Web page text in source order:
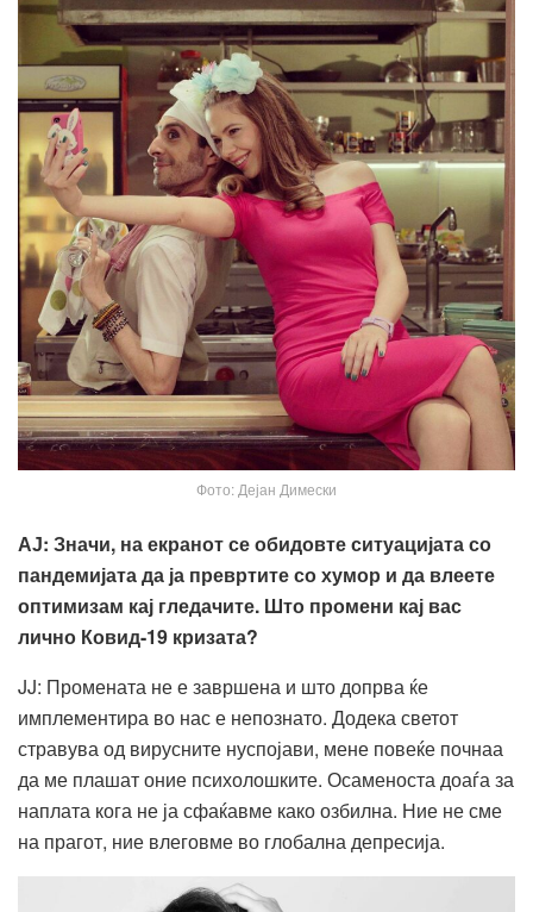
Фото: Дејан Димески
АЈ: Значи, на екранот се обидовте ситуацијата со
пандемијата да ја превртите со хумор и да влеете
оптимизам кај гледачите. Што промени кај вас
лично Ковид-19 кризата?
JJ: Промената не е завршена и што допрва ќе
имплементира во нас е непознато. Додека светот
стравува од вирусните нуспојави, мене повеќе почнаа
да ме плашат оние психолошките. Осаменоста доаѓа за
наплата кога не ја сфаќавме како озбилна. Ние не сме
на прагот, ние влеговме во глобална депресија.